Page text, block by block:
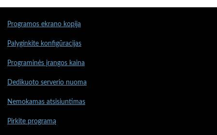
Programos ekrano kopija
Palyginkite konfigūracijas
Programinės įrangos kaina
Dedikuoto serverio nuoma
Nemokamas atsisiuntimas
Pirkite programą